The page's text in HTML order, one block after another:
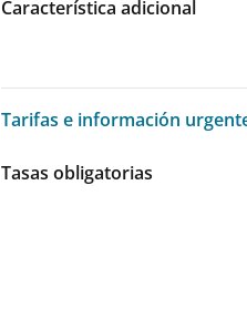
Característica adicional
Tarifas e información
Tarifas e información urgente
Tasas obligatorias